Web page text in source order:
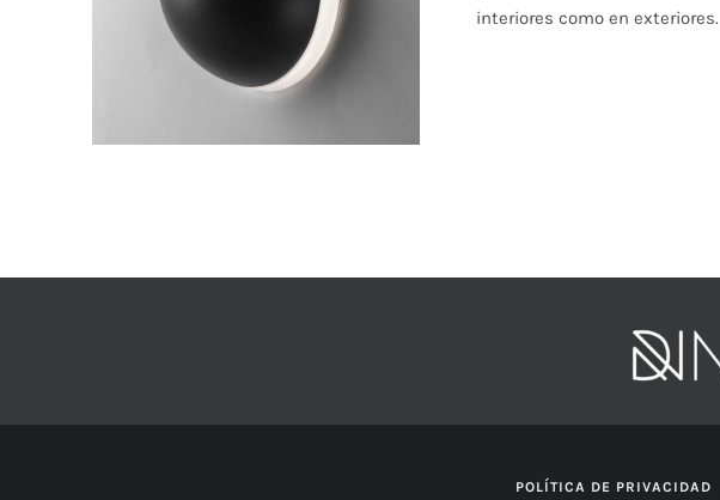
PRODUCTO
MÚLTIPLES
VARIANTES.
LAS
PRODUCTO
interiores como en exteriores.
POLÍTICA DE PRIVACIDAD